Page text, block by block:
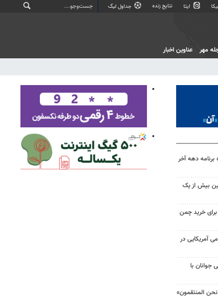
ایتا نتایج زنده جداول لیگ
مهر عناوین اخبار
دهه آخر
بیش از یک
برای خرید چمن
آمریکایی در
جوانان با
المنتقمون»